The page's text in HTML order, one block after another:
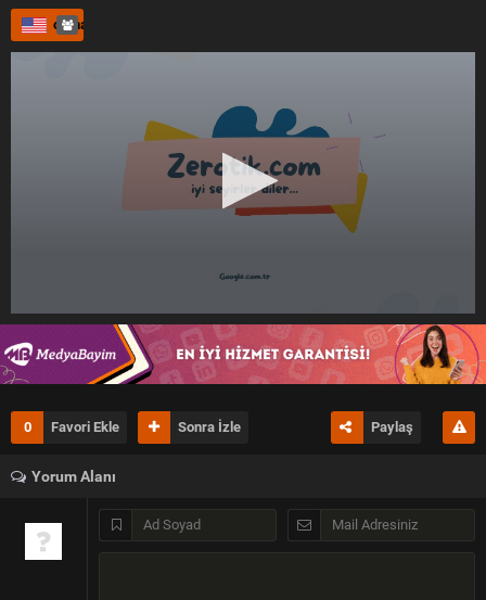
bir karakterdir. Elena, Julia'nın bastırılmış arzularını fark eder ve
onu kendi sınırlamasını aşmaya teşvik eder. Elena'nın kışkırtıcı
bir parti, Julia'nın içinde saklı kalmış arzuları serbest bırakmasına
Bu sırada gruptaki diğer iki arkadaş, Zoe ve Mark, uzun süredir evli
bir çifttir. Ancak evlilikleri tutku dolu günlerden oldukça
uzaklaşmıştır. Tatil boyunca Zoe ve Mark, birbirlerine olan şeyleri
yeniden keşfederler ve cinsel hayatlarına yeni bir soluklanmaya
bedenleri ve arzularıyla da yeniden devre kurmalarını sağlar.
Carnal Cravings, karakterlerinin cinsellik ve arzularıyla, karmaşık
detayların ayrıntılarıyla, erotik sahneleri cesur ve şehvet dolu bir
şekilde sunuyor. Julia, Elena, Zoe ve Mark, tatil boyunca kendileriyle
hem de yenilerini keşfederler. Bu bozulmalar sırasında, ortak olarak
duygusal hem de fiziksel olarak dönüşümü gerçekleştiriyorlar.
orjinal dil
0 Favori Ekle Sonra İzle Paylaş
Yorum Alanı